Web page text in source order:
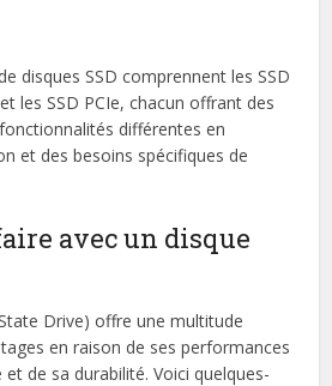
disques SSD comprennent les SSD
les SSD PCIe, chacun offrant des
différentes en
et des besoins spécifiques de
avec un disque
Drive) offre une multitude
en raison de ses performances
de sa durabilité. Voici quelques-